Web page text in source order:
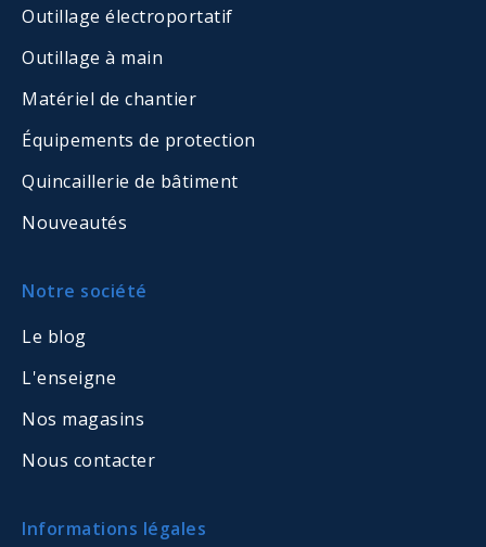
Outillage électroportatif
Outillage à main
Matériel de chantier
Équipements de protection
Quincaillerie de bâtiment
Nouveautés
Notre société
Le blog
L'enseigne
Nos magasins
Nous contacter
Informations légales